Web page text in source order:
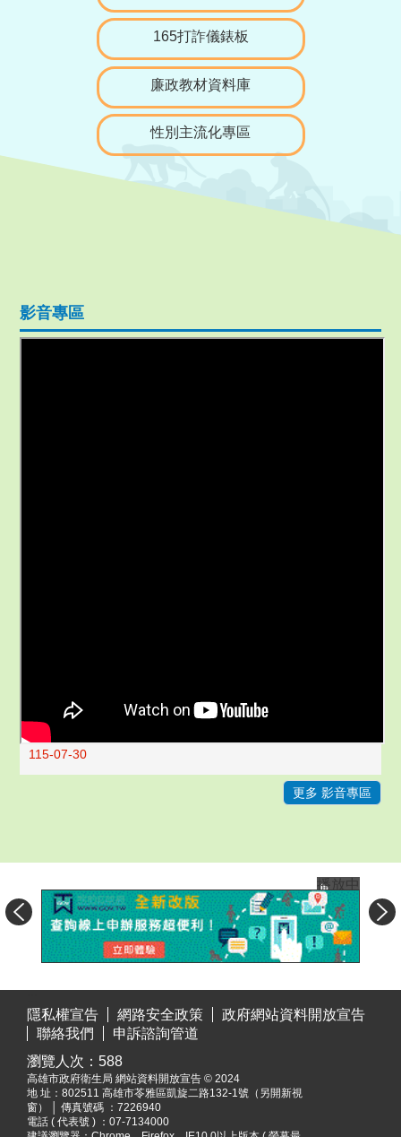
165打詐儀錶板
廉政教材資料庫
性別主流化專區
影音專區
115-07-30
更多 影音專區
播放中
目
隱私權宣告
網路安全政策
政府網站資料開放宣告
聯絡我們
申訴諮詢管道
瀏覽人次： 588
高雄市政府衛生局 網站資料開放宣告 © 2024
地 址： 802511 高雄市苓雅區凱旋二路132-1號（另開新視
窗）
│ 傳真號碼 ：7226940
電話 ( 代表號 ) ：07-7134000